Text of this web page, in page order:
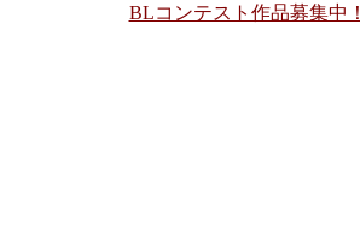
BLコンテスト作品募集中！